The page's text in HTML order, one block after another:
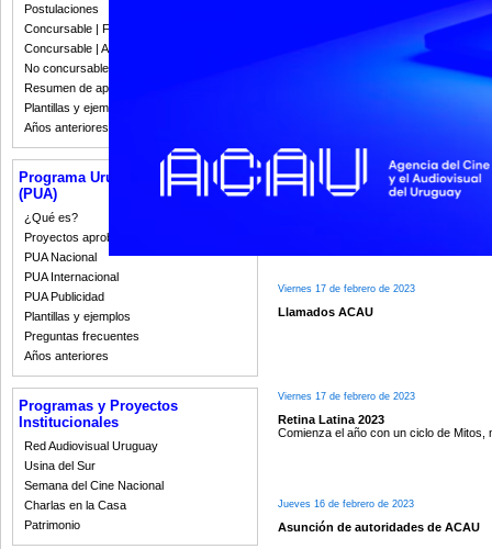
Postulaciones
Concursable | Fallos 2023
Concursable | Actas y Resoluciones
No concursable | Actas y Resoluciones
Resumen de apoyos 2008-2022
Plantillas y ejemplos
Años anteriores
Programa Uruguay Audiovisual
(PUA)
¿Qué es?
Proyectos aprobados
PUA Nacional
PUA Internacional
PUA Publicidad
Plantillas y ejemplos
Preguntas frecuentes
Años anteriores
Programas y Proyectos
Institucionales
Red Audiovisual Uruguay
Usina del Sur
Semana del Cine Nacional
Charlas en la Casa
Patrimonio
La 26.ª edición del festival incluye
Martes 28 de febrero de 2023
Viernes 17 de febrero de 2023
Llamados ACAU
Viernes 17 de febrero de 2023
Retina Latina 2023
Comienza el año con un ciclo de Mitos,
Jueves 16 de febrero de 2023
Asunción de autoridades de ACAU